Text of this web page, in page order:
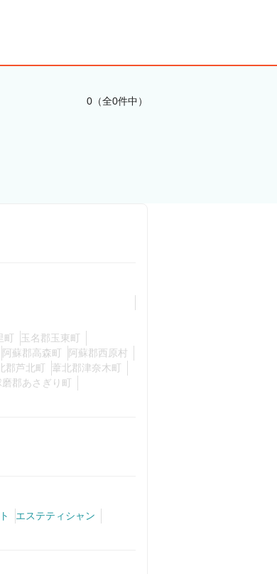
0（全0件中）
町
玉名郡玉東町
阿蘇郡高森町
阿蘇郡西原村
郡芦北町
葦北郡津奈木町
磨郡あさぎり町
エステティシャン